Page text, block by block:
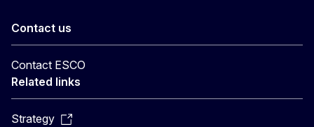
Contact us
Contact ESCO
Related links
Strategy